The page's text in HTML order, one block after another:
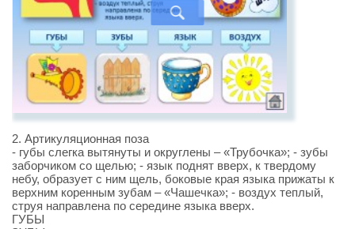
2. Артикуляционная поза
- губы слегка вытянуты и округлены – «Трубочка»; - зубы
заборчиком со щелью; - язык поднят вверх, к твердому
небу, образует с ним щель, боковые края языка прижаты к
верхним коренным зубам – «Чашечка»; - воздух теплый,
струя направлена по середине языка вверх.
ГУБЫ